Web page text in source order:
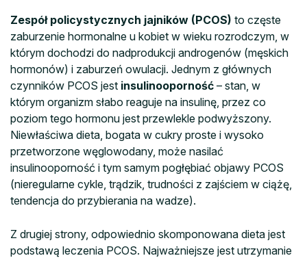
Zespół policystycznych jajników (PCOS) to częste
zaburzenie hormonalne u kobiet w wieku rozrodczym, w
którym dochodzi do nadprodukcji androgenów (męskich
hormonów) i zaburzeń owulacji. Jednym z głównych
czynników PCOS jest insulinooporność – stan, w
którym organizm słabo reaguje na insulinę, przez co
poziom tego hormonu jest przewlekle podwyższony.
Niewłaściwa dieta, bogata w cukry proste i wysoko
przetworzone węglowodany, może nasilać
insulinooporność i tym samym pogłębiać objawy PCOS
(nieregularne cykle, trądzik, trudności z zajściem w ciążę,
tendencja do przybierania na wadze).
Z drugiej strony, odpowiednio skomponowana dieta jest
podstawą leczenia PCOS. Najważniejsze jest utrzymanie